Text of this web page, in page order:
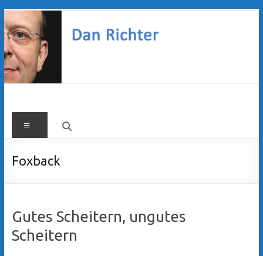
Zum
Inhalt
springen
Dan
Richter
Menü
Foxback
Gutes Scheitern, ungutes
Scheitern